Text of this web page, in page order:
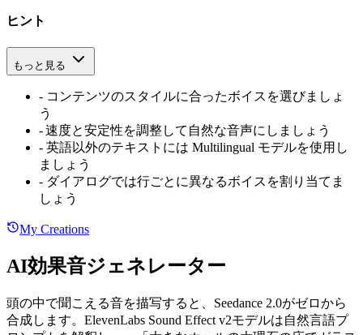
ヒント
もっと見る
- コンテンツのスタイルに合ったボイスを選びましょ
う
-速度と安定性を調整して自然な音声にしましょう
- 英語以外のテキストには Multilingual モデルを使用し
ましょう
- ダイアログでは行ごとに異なるボイスを割り当てま
しょう
My Creations
AI効果音ジェネレーター
頭の中で聞こえる音を描写すると、Seedance 2.0がゼロから
合成します。ElevenLabs Sound Effect v2モデルは自然言語プ